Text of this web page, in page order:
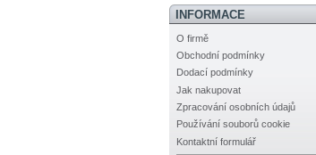
INFORMACE
O firmě
Obchodní podmínky
Dodací podmínky
Jak nakupovat
Zpracování osobních údajů
Používání souborů cookie
Kontaktní formulář